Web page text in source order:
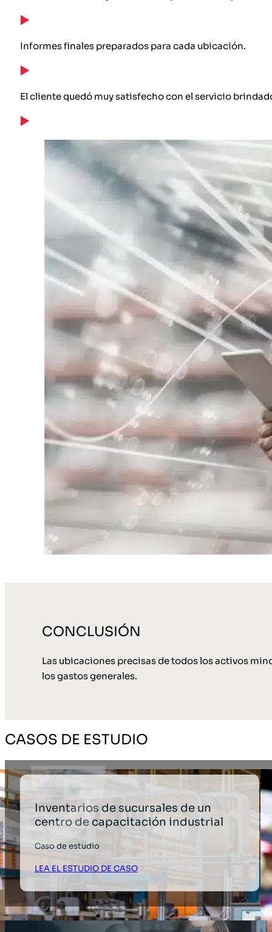
Informes finales preparados para cada ubicación.
El cliente quedó muy satisfecho con el servicio
CONCLUSIÓN
Las ubicaciones precisas de todos los activos
los gastos generales.
CASOS DE ESTUDIO
Inventarios de sucursales de un
centro de capacitación industrial
Caso de estudio
LEA EL ESTUDIO DE CASO